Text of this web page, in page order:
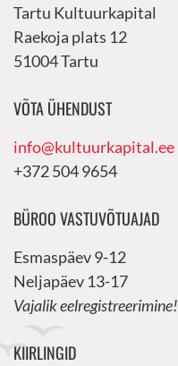
Tartu Kultuurkapital
Raekoja plats 12
51004 Tartu
VÕTA ÜHENDUST
info@kultuurkapital.ee
+372 504 9654
BÜROO VASTUVÕTUAJAD
Esmaspäev 9-12
Neljapäev 13-17
Vajalik eelregistreerimine!
KIIRLINGID